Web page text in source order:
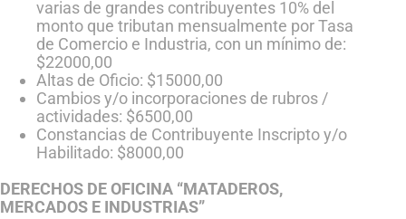
varias de grandes contribuyentes 10% del
monto que tributan mensualmente por Tasa
de Comercio e Industria, con un mínimo de:
$22000,00
Altas de Oficio: $15000,00
Cambios y/o incorporaciones de rubros /
actividades: $6500,00
Constancias de Contribuyente Inscripto y/o
Habilitado: $8000,00
DERECHOS DE OFICINA “MATADEROS,
MERCADOS E INDUSTRIAS”